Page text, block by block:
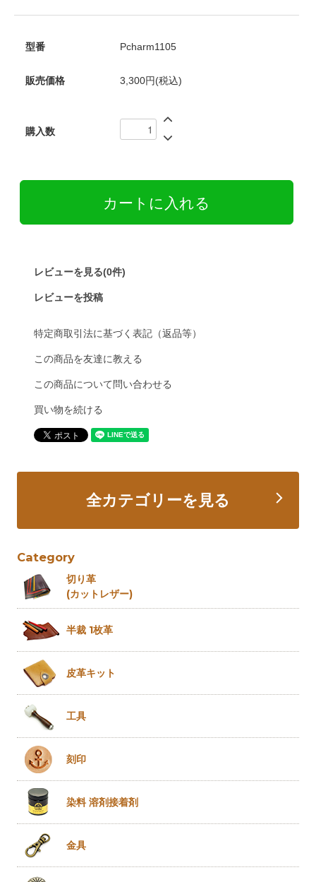
型番 Pcharm1105
販売価格 3,300円(税込)
購入数
レビューを見る(0件)
レビューを投稿
特定商取引法に基づく表記（返品等）
この商品を友達に教える
この商品について問い合わせる
買い物を続ける
全カテゴリーを見る
Category
切り革
(カットレザー)
半裁 1枚革
皮革キット
工具
刻印
染料 溶剤接着剤
金具